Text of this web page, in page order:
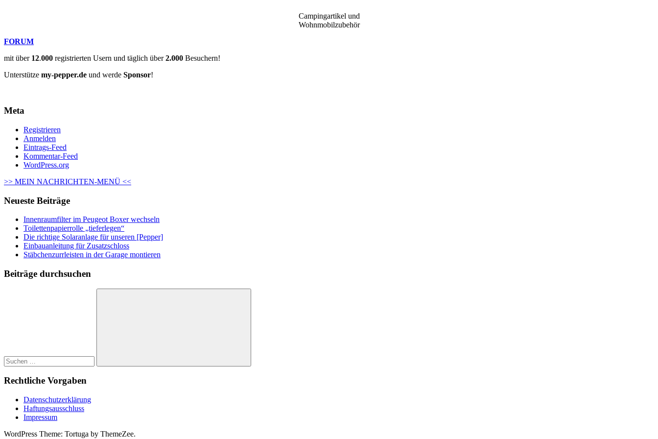
Campingartikel und
Wohnmobilzubehör
FORUM
mit über 12.000 registrierten Usern und täglich über2.000 Besuchern!
Unterstütze my-pepper.de und werde Sponsor!
Meta
Registrieren
Anmelden
Eintrags-Feed
Kommentar-Feed
WordPress.org
>> MEIN NACHRICHTEN-MENÜ <<
Neueste Beiträge
Innenraumfilter im Peugeot Boxer wechseln
Toilettenpapierrolle „tieferlegen“
Die richtige Solaranlage für unseren [Pepper]
Einbauanleitung für Zusatzschloss
Stäbchenzurrleisten in der Garage montieren
Beiträge durchsuchen
Suchen
Rechtliche Vorgaben
Datenschutzerklärung
Haftungsausschluss
Impressum
WordPress Theme: Tortuga by ThemeZee.